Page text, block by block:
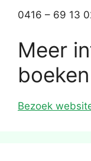
0416 – 69 13
Meer
boeken
Bezoek